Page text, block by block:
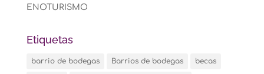
ENOTURISMO
Etiquetas
barrio de bodegas Barrios de bodegas becas